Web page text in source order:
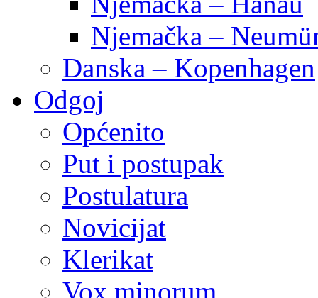
Njemačka –
Danska – Kopenhagen
Odgoj
Općenito
Put i postupak
Postulatura
Novicijat
Klerikat
Vox minorum